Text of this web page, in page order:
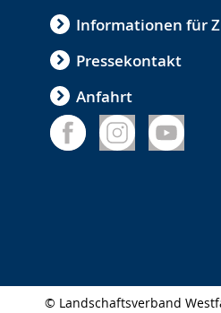
Informationen für
Pressekontakt
Anfahrt
© Landschaftsverband